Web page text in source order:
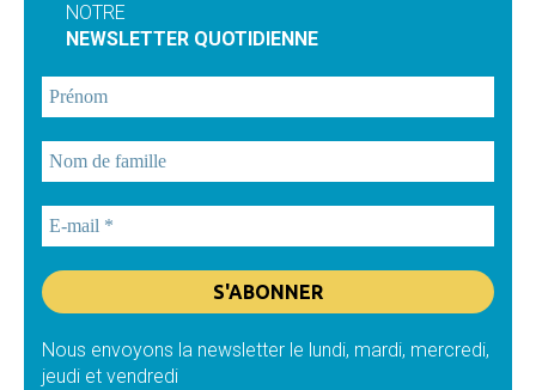
NOTRE
NEWSLETTER QUOTIDIENNE
Nous envoyons la newsletter le lundi, mardi, mercredi,
jeudi et vendredi